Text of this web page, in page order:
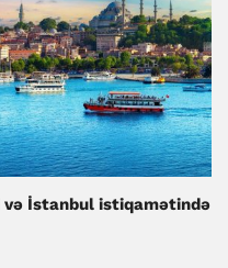
və İstanbul istiqamətində